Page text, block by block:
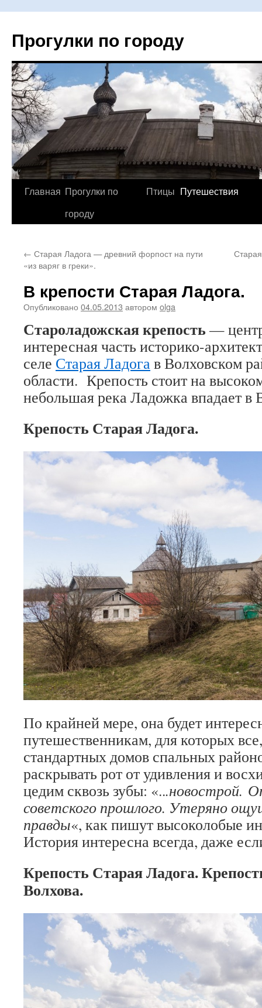
Прогулки по городу
Перейти
Главная Прогулки по
городу
Птицы Путешествия
← Старая Ладога — древний форпост на пути
«из варяг в греки».
В крепости Старая Ладога.
Опубликовано 04.05.2013 автором olga
Староладожская крепость —
интересная часть историко-
селе Старая Ладогав Волховском
области. Крепость стоит на
небольшая река Ладожка впадает в
Крепость Старая Ладога.
По крайней мере, она будет
путешественникам, для которых
стандартных домов спальных
раскрывать рот от удивления и
цедим сквозь зубы: «...новострой.
советского прошлого. Утеряно
правды«, как пишут высоколобые
История интересна всегда, даже
Крепость Старая Ладога.
Волхова.